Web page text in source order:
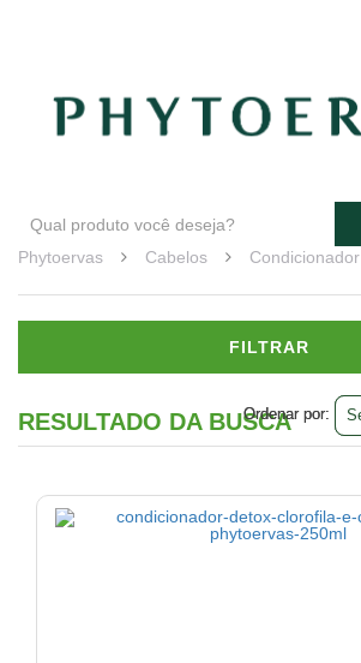
Phytoervas Cabelos Condicionador
FILTRAR
Condicionador
Detox
RESULTADO DA BUSCA
Ordenar por:
Ordenar por: